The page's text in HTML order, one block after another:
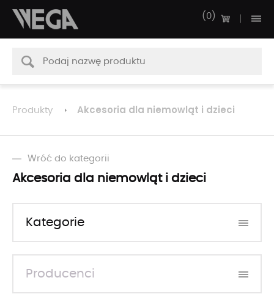
0
Produkty Akcesoria dla niemowląt i dzieci
Wróć do kategorii
Akcesoria dla niemowląt i dzieci
Kategorie
Producenci